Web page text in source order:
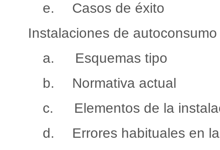
e.
Casos de éxito
Instalaciones de
a.
Esquemas tipo
b.
Normativa actual
c.
Elementos de la
d.
Errores habituales en